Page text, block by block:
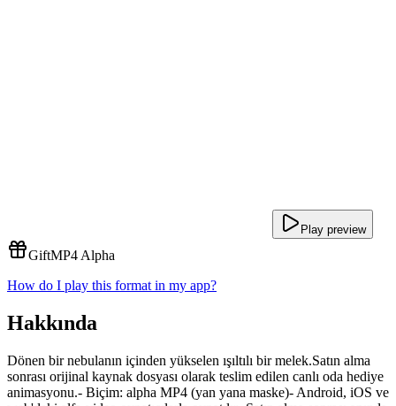
Play preview
GiftMP4 Alpha
How do I play this format in my app?
Hakkında
Dönen bir nebulanın içinden yükselen ışıltılı bir melek.Satın alma
sonrası orijinal kaynak dosyası olarak teslim edilen canlı oda hediye
animasyonu.- Biçim: alpha MP4 (yan yana maske)- Android, iOS ve